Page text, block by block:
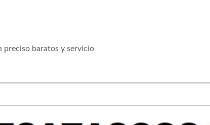
preciso baratos y servicio